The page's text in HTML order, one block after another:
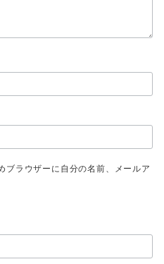
ブラウザーに自分の名前、メールア